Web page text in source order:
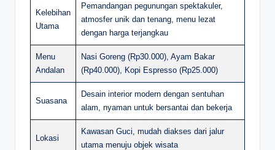
Kelebihan
Utama
Pemandangan pegunungan spektakuler,
atmosfer unik dan tenang, menu lezat
dengan harga terjangkau
Menu
Andalan
Nasi Goreng (Rp30.000), Ayam Bakar
(Rp40.000), Kopi Espresso (Rp25.000)
Suasana
Desain interior modern dengan sentuhan
alam, nyaman untuk bersantai dan bekerja
Lokasi
Kawasan Guci, mudah diakses dari jalur
utama menuju objek wisata